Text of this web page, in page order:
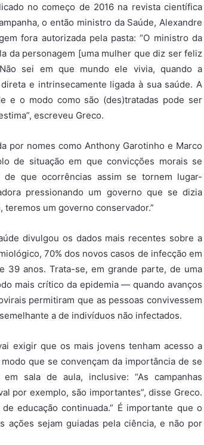
no começo de 2016 na revista científica
o então ministro da Saúde, Alexandre
fora autorizada pela pasta: “O ministro da
da personagem [uma mulher que diz ser feliz
sei em que mundo ele vivia, quando a
e intrinsecamente ligada à sua saúde. A
e o modo como são (des)tratadas pode ser
escreveu Greco.
por nomes como Anthony Garotinho e Marco
de situação em que convicções morais se
de que ocorrências assim se tornem lugar-
pressionando um governo que se dizia
teremos um governo conservador.”
divulgou os dados mais recentes sobre a
70% dos novos casos de infecção em
39 anos. Trata-se, em grande parte, de uma
mais crítico da epidemia — quando avanços
permitiram que as pessoas convivessem
a de indivíduos não infectados.
exigir que os mais jovens tenham acesso a
que se convençam da importância de se
sala de aula, inclusive: “As campanhas
por exemplo, são importantes”, disse Greco.
educação continuada.” É importante que o
ações sejam guiadas pela ciência, e não por